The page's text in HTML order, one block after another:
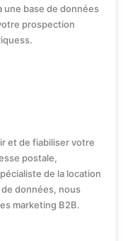
une base de données
prospection
et de fiabiliser votre
postale,
de la location
données, nous
marketing B2B.